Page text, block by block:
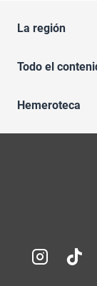
La región
Todo el
Hemeroteca
Redes